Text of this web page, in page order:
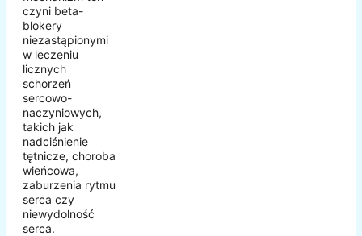
czyni beta-
blokery
niezastąpionymi
w leczeniu
licznych
schorzeń
sercowo-
naczyniowych,
takich jak
nadciśnienie
tętnicze, choroba
wieńcowa,
zaburzenia rytmu
serca czy
niewydolność
serca.